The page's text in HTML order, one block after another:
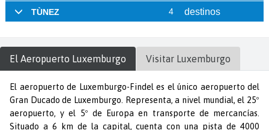
El Aeropuerto Luxemburgo Visitar Luxemburgo
El aeropuerto de Luxemburgo-Findel es el único aeropuerto del
Gran Ducado de Luxemburgo. Representa, a nivel mundial, el 25º
aeropuerto, y el 5º de Europa en transporte de mercancías.
Situado a 6 km de la capital, cuenta con una pista de 4000